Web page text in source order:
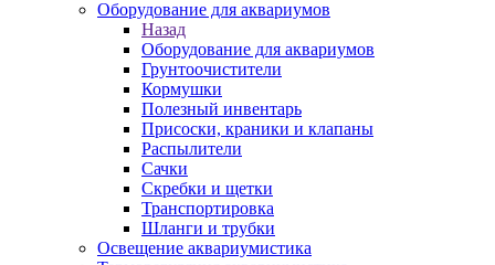
Оборудование для аквариумов
Назад
Оборудование для аквариумов
Грунтоочистители
Кормушки
Полезный инвентарь
Присоски, краники и клапаны
Распылители
Сачки
Скребки и щетки
Транспортировка
Шланги и трубки
Освещение аквариумистика